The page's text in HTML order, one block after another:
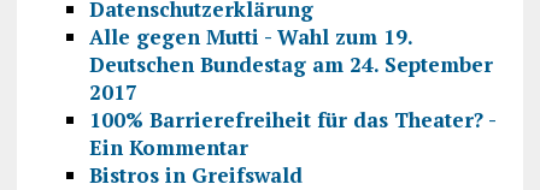
Datenschutzerklärung
Alle gegen Mutti - Wahl zum 19.
Deutschen Bundestag am 24. September
2017
100% Barrierefreiheit für das Theater? -
Ein Kommentar
Bistros in Greifswald